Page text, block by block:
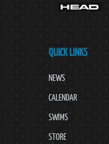
QUICK LINKS
NEWS
CALENDAR
SWIMS
STORE